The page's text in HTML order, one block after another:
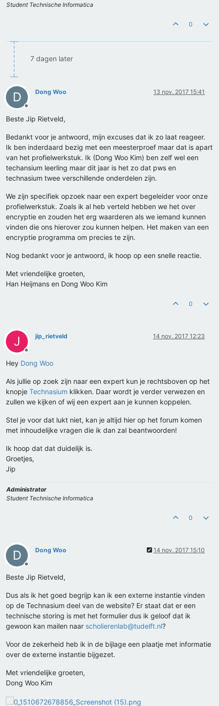
Student Technische Informatica
0
7 dagen later
D
Offline
Dong Woo 13 nov. 2017 15:41
Beste Jip Rietveld,
Bedankt voor je antwoord, mijn excuses dat ik zo laat reageer.
Ik ben inderdaard bezig met een meesterproef maar dat is apart
van het profielwerkstuk. Ik (Dong Woo Kim) ben zelf wel een
techansium leerling maar dit jaar is het zo dat pws en
technasium twee verschillende onderdelen zijn.
We zijn specifiek opzoek naar een expert begeleider voor onze
profielwerkstuk. Zoals ik al heb verteld hebben we het over
encryptie en zouden het erg waarderen als we iemand kunnen
vinden die ons hierover zou kunnen helpen. Het maken van een
encryptie programma om precies te zijn.
Nog bedankt voor je antwoord, ik hoop op een snelle reactie.
Met vriendelijke groeten,
Han Heijmans en Dong Woo Kim
0
J
Offline
jip_rietveld 14 nov. 2017 12:23
Hey Dong Woo
Als jullie op zoek zijn naar een expert kun je rechtsboven op het
knopje Technasium klikken. Daar wordt je verder verwezen en
zullen we kijken of wij een expert aan je kunnen koppelen.
Stel je voor dat lukt niet, kan je altijd hier op het forum komen
met inhoudelijke vragen die ik dan zal beantwoorden!
Ik hoop dat dat duidelijk is.
Groetjes,
Jip
Administrator
Student Technische Informatica
0
D
Offline
Dong Woo 14 nov. 2017 15:10
Beste Jip Rietveld,
Dus als ik het goed begrijp kan ik een externe instantie vinden
op de Technasium deel van de website? Er staat dat er een
technische storing is met het formulier dus ik geloof dat ik
gewoon kan mailen naar scholierenlab@tudelft.nl?
Voor de zekerheid heb ik in de bijlage een plaatje met informatie
over de externe instantie bijgezet.
Met vriendelijke groeten,
Dong Woo Kim